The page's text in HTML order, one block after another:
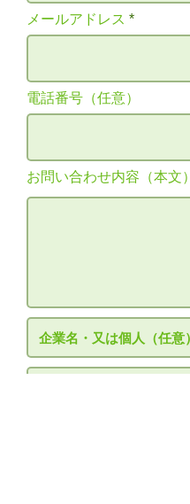
メールアドレス
電話番号（任意）
お問い合わせ内容（本文）